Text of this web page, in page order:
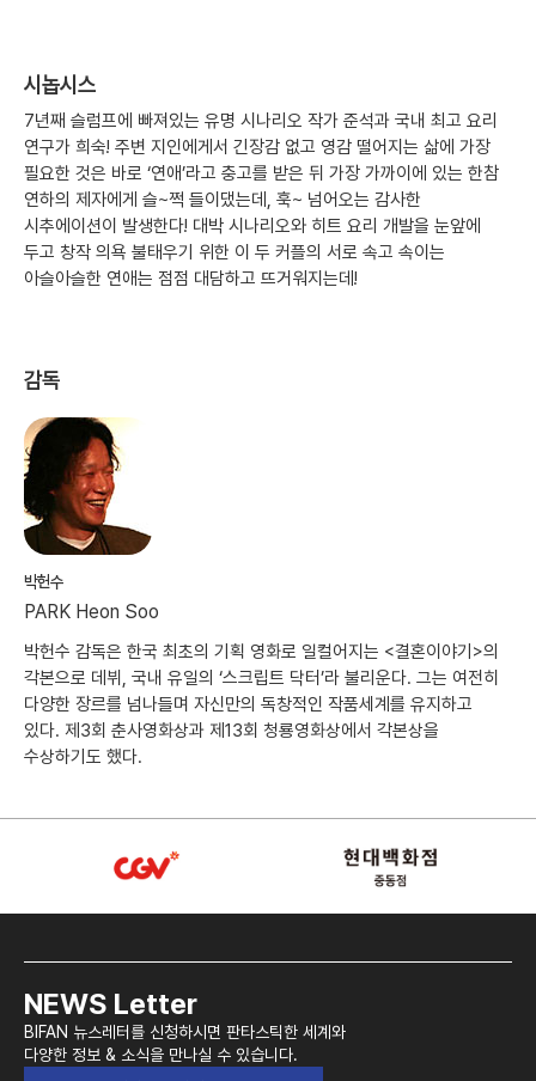
시놉시스
7년째 슬럼프에 빠져있는 유명 시나리오 작가 준석과 국내 최고 요리
연구가 희숙! 주변 지인에게서 긴장감 없고 영감 떨어지는 삶에 가장
필요한 것은 바로 ‘연애’라고 충고를 받은 뒤 가장 가까이에 있는 한참
연하의 제자에게 슬~쩍 들이댔는데, 훅~ 넘어오는 감사한
시추에이션이 발생한다! 대박 시나리오와 히트 요리 개발을 눈앞에
두고 창작 의욕 불태우기 위한 이 두 커플의 서로 속고 속이는
아슬아슬한 연애는 점점 대담하고 뜨거워지는데!
감독
박헌수
PARK Heon Soo
박헌수 감독은 한국 최초의 기획 영화로 일컬어지는 <결혼이야기>의
각본으로 데뷔, 국내 유일의 ‘스크립트 닥터’라 불리운다. 그는 여전히
다양한 장르를 넘나들며 자신만의 독창적인 작품세계를 유지하고
있다. 제3회 춘사영화상과 제13회 청룡영화상에서 각본상을
수상하기도 했다.
NEWS Letter
BIFAN 뉴스레터를 신청하시면 판타스틱한 세계와
다양한 정보 & 소식을 만나실 수 있습니다.